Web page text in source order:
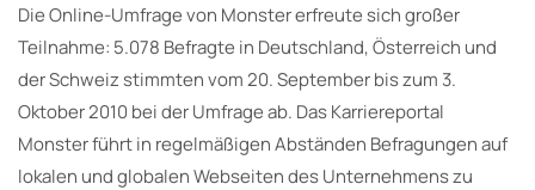
Die Online-Umfrage von Monster erfreute sich großer
Teilnahme: 5.078 Befragte in Deutschland, Österreich und
der Schweiz stimmten vom 20. September bis zum 3.
Oktober 2010 bei der Umfrage ab. Das Karriereportal
Monster führt in regelmäßigen Abständen Befragungen auf
lokalen und globalen Webseiten des Unternehmens zu